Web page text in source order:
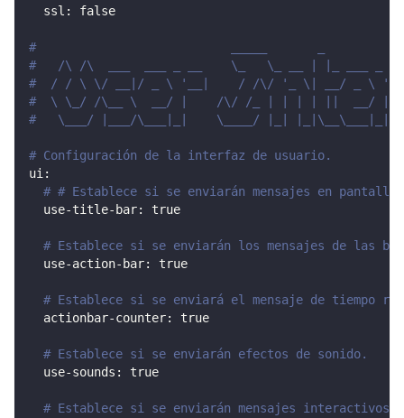
ssl : false
#                           _____       _
#   /\ /\  ___  ___ _ __    \_   \_ __ | |_ ___ _ __
#  / / \ \/ __|/ _ \ '__|    / /\/ '_ \| __/ _ \
#  \ \_/ /\__ \  __/ |    /\/ /_ | | | | ||  __/ |
#   \___/ |___/\___|_|    \____/ |_| |_|\__\___|_|
# Configuración de la interfaz de usuario.
ui :
# # Establece si se enviarán mensajes en pantalla.
use-title-bar: true
# Establece si se enviarán los mensajes de las
use-action-bar: true
# Establece si se enviará el mensaje de tiempo
actionbar-counter: true
# Establece si se enviarán efectos de sonido.
use-sounds : true
# Establece si se enviarán mensajes interactivos.